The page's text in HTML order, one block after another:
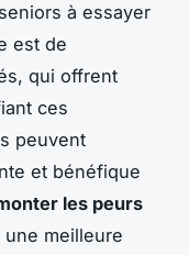
à essayer
est de
qui offrent
ces
peuvent
et bénéfique
les peurs
meilleure